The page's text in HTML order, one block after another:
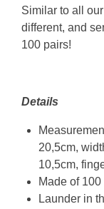
Similar to all
different, and
100 pairs!
Details
20,5cm,
10,5cm,
Made of
Launder in